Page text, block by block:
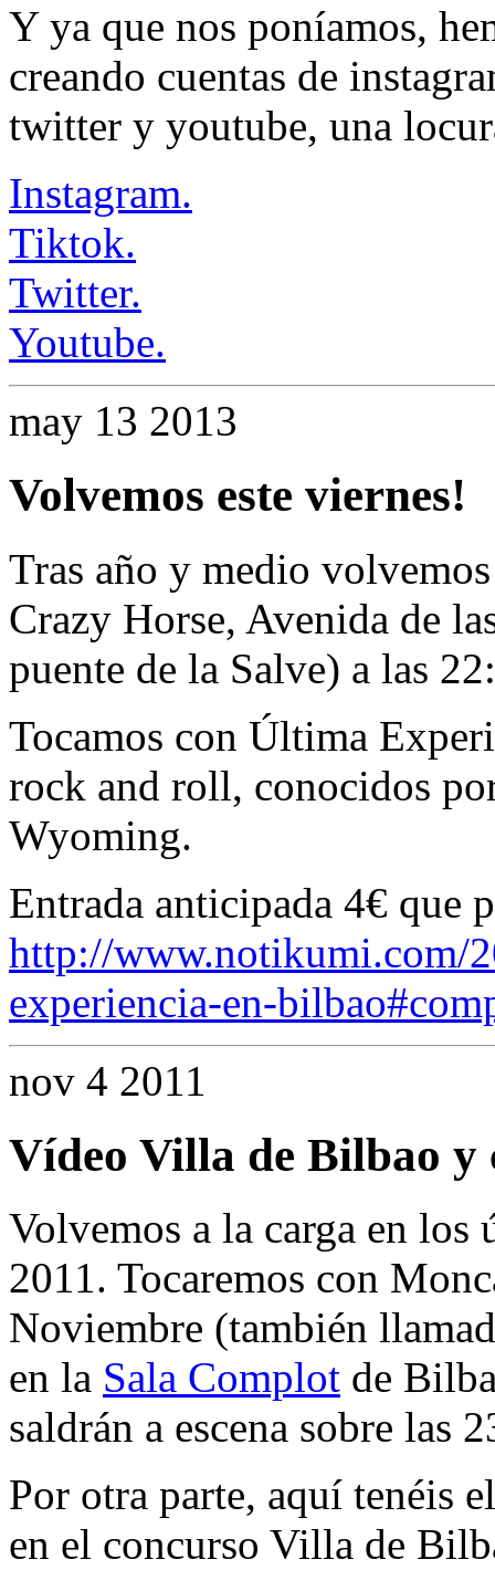
Y ya que nos poníamos,
creando cuentas de
twitter y youtube, una
Instagram.
Tiktok.
Twitter.
Youtube.
may 13 2013
Volvemos este viernes!
Tras año y medio
Crazy Horse, Avenida de
puente de la Salve) a las
Tocamos con Última
rock and roll, conocidos
Wyoming.
Entrada anticipada 4€ que
http://www.notikumi.com/
experiencia-en-
nov 4 2011
Vídeo Villa de Bilbao y
Volvemos a la carga en los
2011. Tocaremos con
Noviembre (también
en la Sala Complot de
saldrán a escena sobre las
Por otra parte, aquí tenéis
en el concurso Villa de